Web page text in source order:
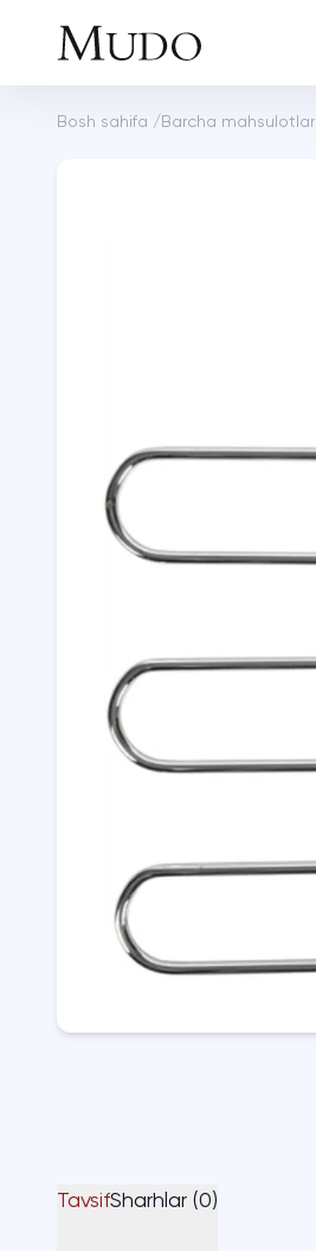
Bosh sahifa / Barcha mahsulotlar
TavsifSharhlar (0)